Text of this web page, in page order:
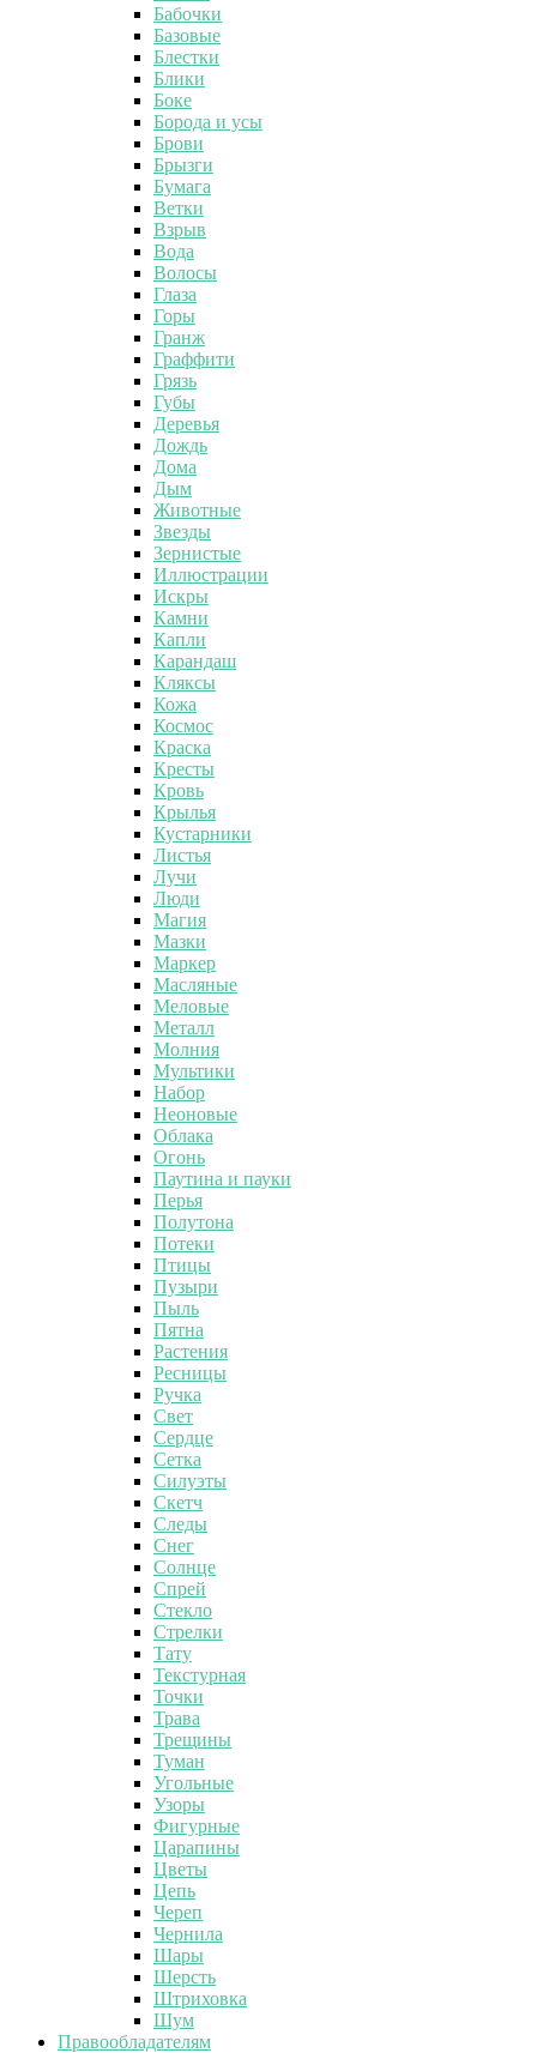
Бабочки
Базовые
Блестки
Блики
Боке
Борода и усы
Брови
Брызги
Бумага
Ветки
Взрыв
Вода
Волосы
Глаза
Горы
Гранж
Граффити
Грязь
Губы
Деревья
Дождь
Дома
Дым
Животные
Звезды
Зернистые
Иллюстрации
Искры
Камни
Капли
Карандаш
Кляксы
Кожа
Космос
Краска
Кресты
Кровь
Крылья
Кустарники
Листья
Лучи
Люди
Магия
Мазки
Маркер
Масляные
Меловые
Металл
Молния
Мультики
Набор
Неоновые
Облака
Огонь
Паутина и пауки
Перья
Полутона
Потеки
Птицы
Пузыри
Пыль
Пятна
Растения
Ресницы
Ручка
Свет
Сердце
Сетка
Силуэты
Скетч
Следы
Снег
Солнце
Спрей
Стекло
Стрелки
Тату
Текстурная
Точки
Трава
Трещины
Туман
Угольные
Узоры
Фигурные
Царапины
Цветы
Цепь
Череп
Чернила
Шары
Шерсть
Штриховка
Шум
Правообладателям